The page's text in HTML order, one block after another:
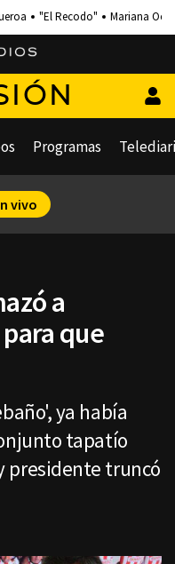
"El Recodo" Mariana
Programas
vivo
a
que
ya había
tapatío
presidente truncó